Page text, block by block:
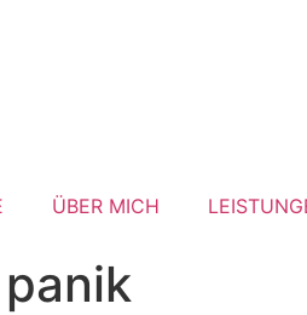
ÜBER MICH